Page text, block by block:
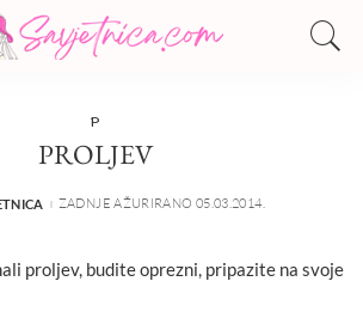
P
PROLJEV
ZADNJE AŽURIRANO 05.03.2014.
proljev, budite oprezni, pripazite na svoje